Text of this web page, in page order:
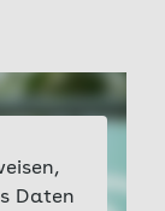
Daten